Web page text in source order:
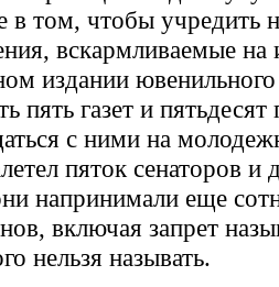
в том, чтобы учредить
вскармливаемые на
издании
пять газет и пятьдесят
с ними на
пяток сенаторов и
напринимали еще
включая запрет
нельзя называть.